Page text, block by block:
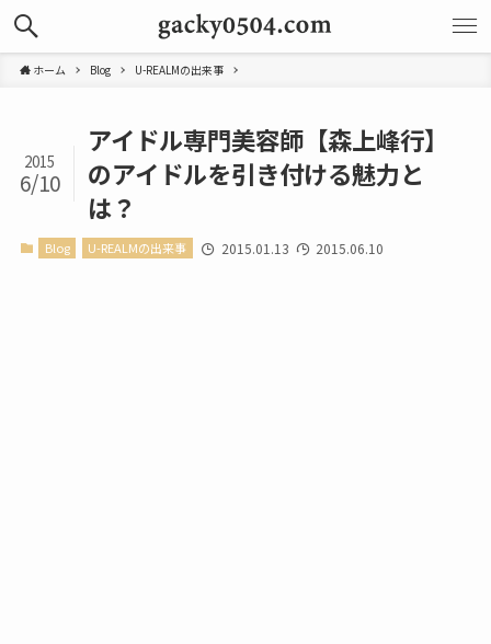
ホーム Blog U-REALMの出来事
アイドル専門美容師【森上峰行】
のアイドルを引き付ける魅力と
は？
2015
6/10
Blog U-REALMの出来事 2015.01.13 2015.06.10